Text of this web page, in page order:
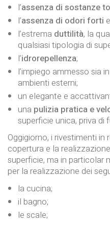
l’assenza di sostanze
l’assenza di odori forti
l’estrema duttilità, la
qualsiasi tipologia di
l’idrorepellenza;
l’impiego ammesso sia
ambienti esterni;
un elegante e
una pulizia pratica e
superficie unica, priva di
Oggigiorno, i rivestimenti
copertura e la
superficie, ma in particolar
per la realizzazione dei
la cucina;
il bagno;
le scale;